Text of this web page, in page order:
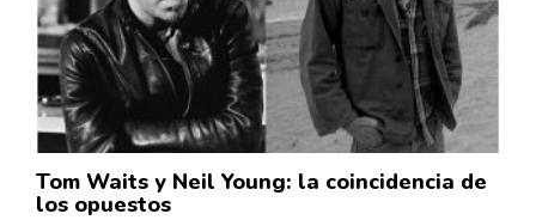
Tom Waits y Neil Young: la coincidencia de
los opuestos